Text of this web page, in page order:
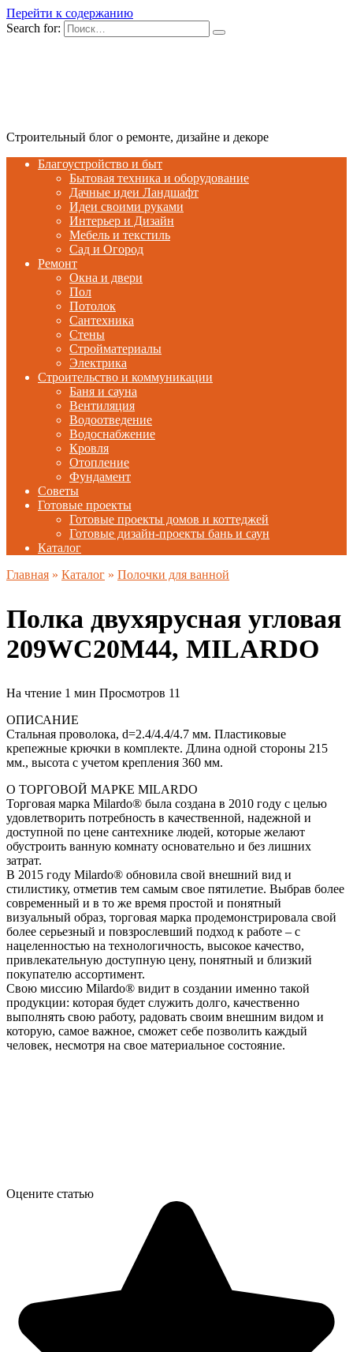
Перейти к содержанию
Search for:
Строительный блог о ремонте, дизайне и декоре
Благоустройство и быт
Бытовая техника и оборудование
Дачные идеи Ландшафт
Идеи своими руками
Интерьер и Дизайн
Мебель и текстиль
Сад и Огород
Ремонт
Окна и двери
Пол
Потолок
Сантехника
Стены
Стройматериалы
Электрика
Строительство и коммуникации
Баня и сауна
Вентиляция
Водоотведение
Водоснабжение
Кровля
Отопление
Фундамент
Советы
Готовые проекты
Готовые проекты домов и коттеджей
Готовые дизайн-проекты бань и саун
Каталог
Главная » Каталог » Полочки для ванной
Полка двухярусная угловая
209WC20M44, MILARDO
На чтение 1 мин Просмотров 11
ОПИСАНИЕ
Стальная проволока, d=2.4/4.4/4.7 мм. Пластиковые
крепежные крючки в комплекте. Длина одной стороны 215
мм., высота с учетом крепления 360 мм.
О ТОРГОВОЙ МАРКЕ MILARDO
Торговая марка Milardo® была создана в 2010 году с целью
удовлетворить потребность в качественной, надежной и
доступной по цене сантехнике людей, которые желают
обустроить ванную комнату основательно и без лишних
затрат.
В 2015 году Milardo® обновила свой внешний вид и
стилистику, отметив тем самым свое пятилетие. Выбрав более
современный и в то же время простой и понятный
визуальный образ, торговая марка продемонстрировала свой
более серьезный и повзрослевший подход к работе – с
нацеленностью на технологичность, высокое качество,
привлекательную доступную цену, понятный и близкий
покупателю ассортимент.
Свою миссию Milardo® видит в создании именно такой
продукции: которая будет служить долго, качественно
выполнять свою работу, радовать своим внешним видом и
которую, самое важное, сможет себе позволить каждый
человек, несмотря на свое материальное состояние.
Оцените статью